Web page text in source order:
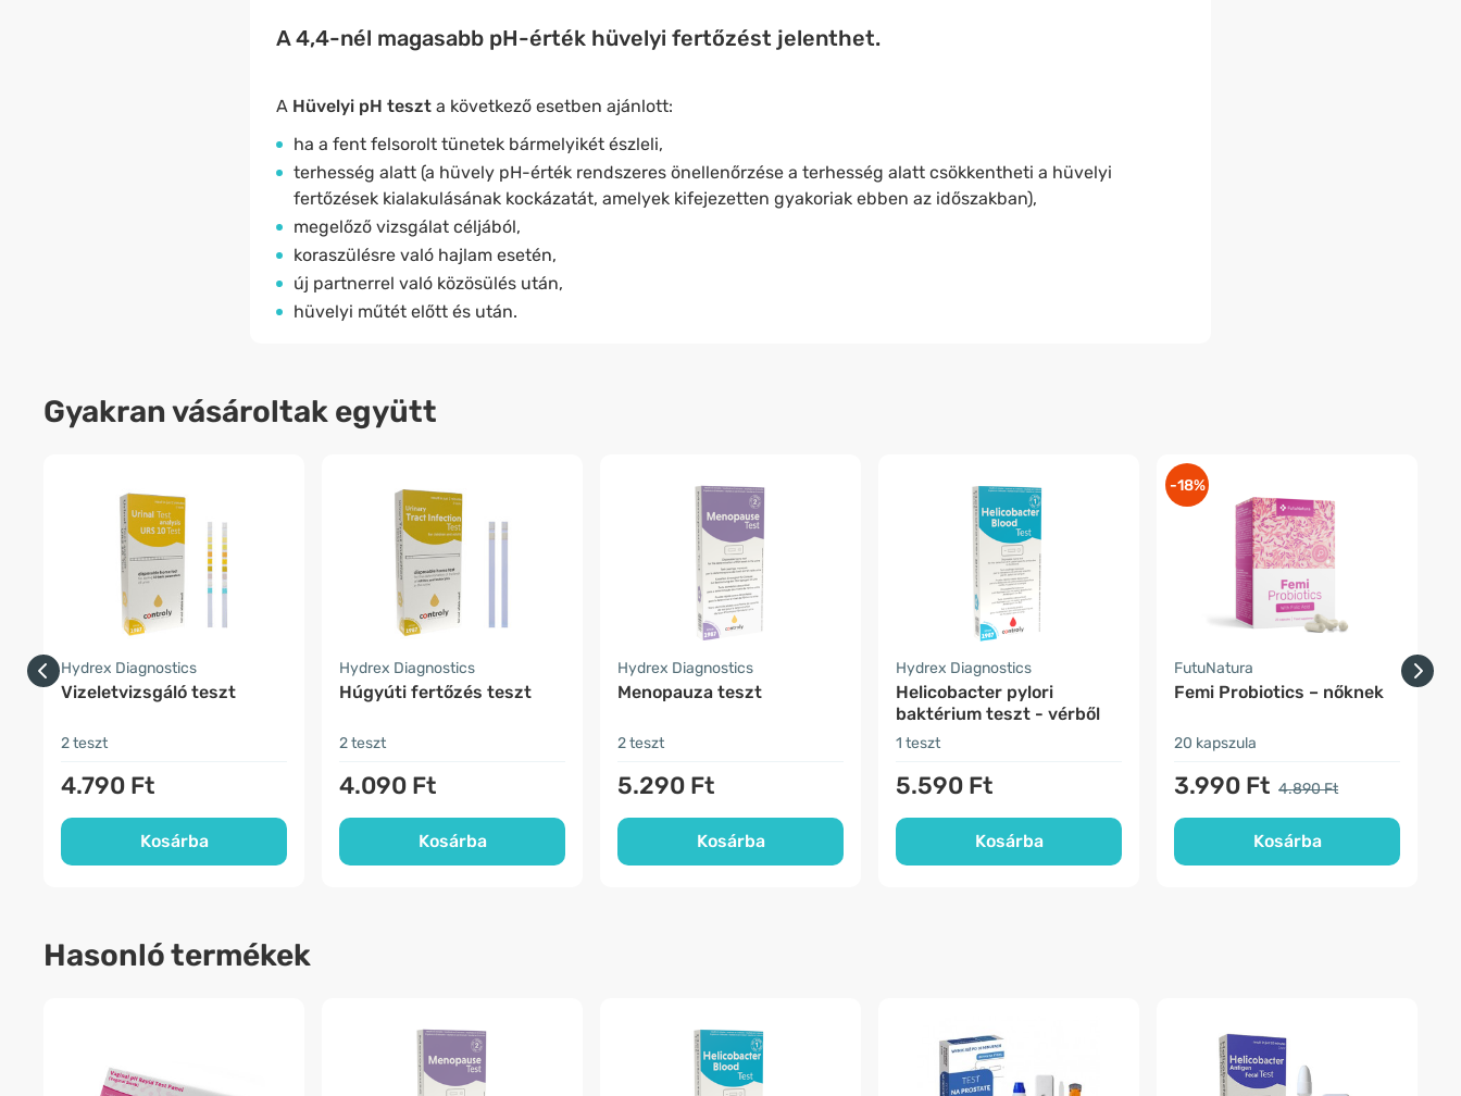
A 4,4-nél magasabb pH-érték hüvelyi fertőzést jelenthet.
A Hüvelyi pH teszt a következő esetben ajánlott:
ha a fent felsorolt tünetek bármelyikét észleli,
terhesség alatt (a hüvely pH-érték rendszeres önellenőrzése a terhesség alatt csökkentheti a hüvelyi
fertőzések kialakulásának kockázatát, amelyek kifejezetten gyakoriak ebben az időszakban),
megelőző vizsgálat céljából,
koraszülésre való hajlam esetén,
új partnerrel való közösülés után,
hüvelyi műtét előtt és után.
Gyakran vásároltak együtt
Hydrex Diagnostics
Vizeletvizsgáló teszt
2 teszt
4.790 Ft
Kosárba
Hydrex Diagnostics
Húgyúti fertőzés teszt
2 teszt
4.090 Ft
Kosárba
Hydrex Diagnostics
Menopauza teszt
2 teszt
5.290 Ft
Kosárba
Hydrex Diagnostics
Helicobacter pylori
baktérium teszt - vérből
1 teszt
5.590 Ft
Kosárba
-18%
FutuNatura
Femi Probiotics – nőknek
20 kapszula
3.990 Ft 4.890 Ft
Kosárba
Hasonló termékek